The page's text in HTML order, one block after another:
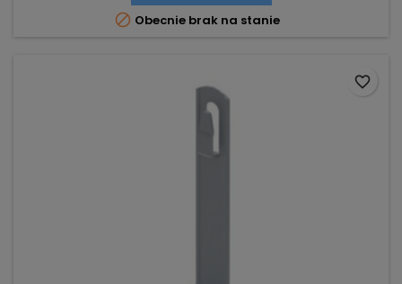
 Obecnie brak na stanie
favorite_border